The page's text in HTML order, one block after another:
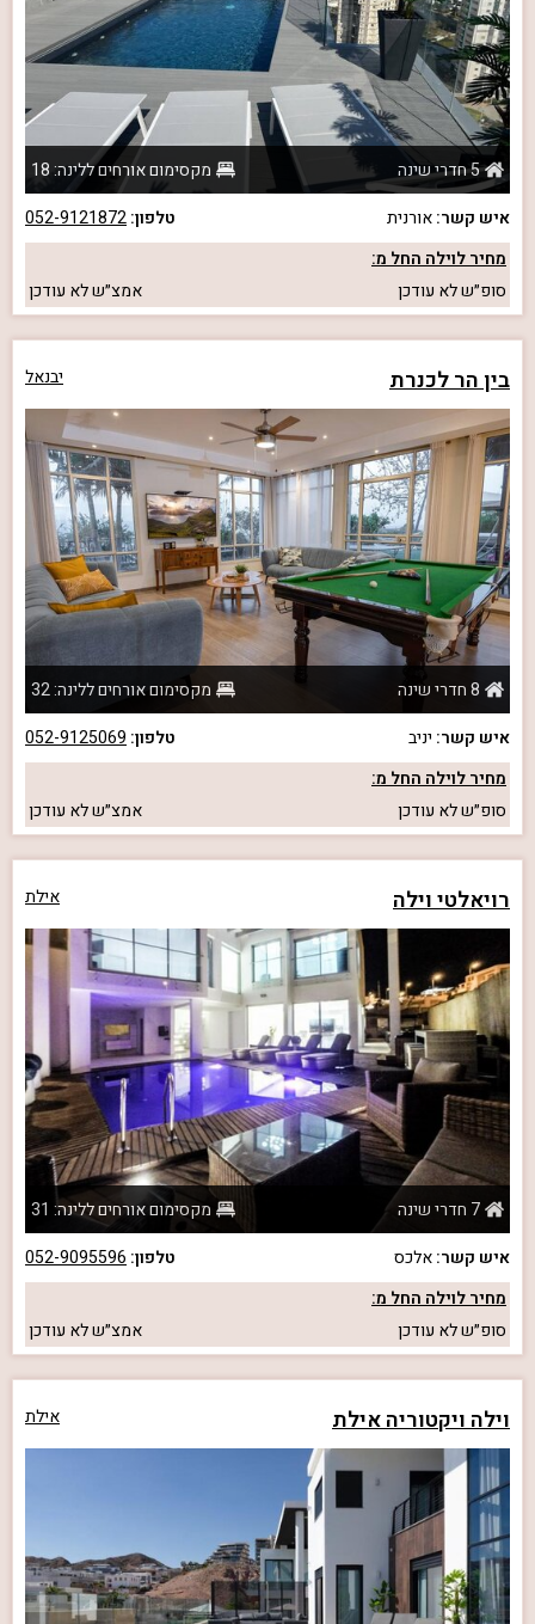
5 חדרי שינה
מקסימום אורחים ללינה: 18
איש קשר:אורנית טלפון:052-9121872
מחיר לוילה החל מ:
סופ״שלא עודכן אמצ״שלא עודכן
בין הר לכנרת יבנאל
8 חדרי שינה
מקסימום אורחים ללינה: 32
איש קשר: יניב טלפון: 052-9125069
מחיר לוילה החל מ:
סופ״שלא עודכן אמצ״שלא עודכן
רויאלטי וילה אילת
7 חדרי שינה
מקסימום אורחים ללינה: 31
איש קשר:אלכס טלפון: 052-9095596
מחיר לוילה החל מ:
סופ״שלא עודכן אמצ״שלא עודכן
וילה ויקטוריה אילת אילת